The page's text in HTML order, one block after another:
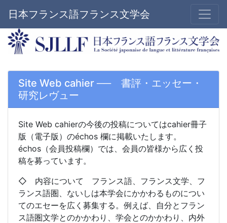
日本フランス語フランス文学会
Site Web cahier ── 書評・エッセー・
研究レヴュー
Site Web cahierの今後の投稿についてはcahier冊子
版（電子版）のéchos 欄に掲載いたします。
échos（会員投稿欄）では、会員の皆様から広く投
稿を募っています。
◇ 内容について フランス語、フランス文学、フ
ランス語圏、ないしは本学会にかかわるものについ
てのエセーを広く募集する。例えば、自分とフラン
ス語圏文学とのかかわり、学会とのかかわり、内外